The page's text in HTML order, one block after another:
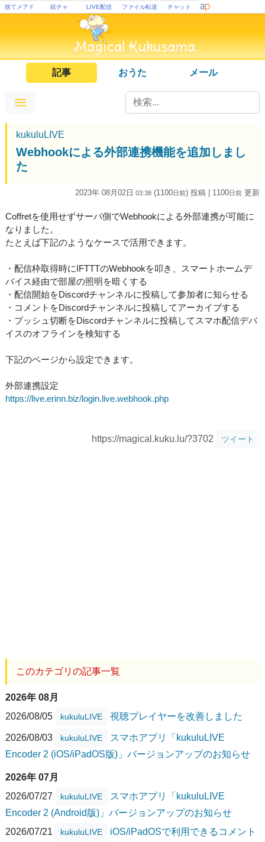
捨てメアド 絵チャ LIVE配信 ファイル転送 チャット
記事 おうた メール
kukuluLIVE
Webhookによる外部連携機能を追加しまし
た
2023年 08月02日 03:38 (1100日前) 投稿 | 1100日前 更新
Coffretを使用せずサーバ側でWebhookによる外部連携が可能に
なりました。
たとえば下記のようなケースで活用できます。
・配信枠取得時にIFTTTのWebhookを叩き、スマートホームデ
バイス経由で部屋の照明を暗くする
・配信開始をDiscordチャンネルに投稿して参加者に知らせる
・コメントをDiscordチャンネルに投稿してアーカイブする
・プッシュ切断をDiscordチャンネルに投稿してスマホ配信デバ
イスのオフラインを検知する
下記のページから設定できます。
外部連携設定
https://live.erinn.biz/login.live.webhook.php
https://magical.kuku.lu/?3702 ツイート
このカテゴリの記事一覧
2026年 08月
2026/08/05
kukuluLIVE 視聴プレイヤーを改善しました
2026/08/03 kukuluLIVE
スマホアプリ「kukuluLIVE
Encoder 2 (iOS/iPadOS版)」バージョンアップのお知らせ
2026年 07月
2026/07/27
kukuluLIVE
スマホアプリ「kukuluLIVE
Encoder 2 (Android版)」バージョンアップのお知らせ
2026/07/21
kukuluLIVE
iOS/iPadOSで利用できるコメント